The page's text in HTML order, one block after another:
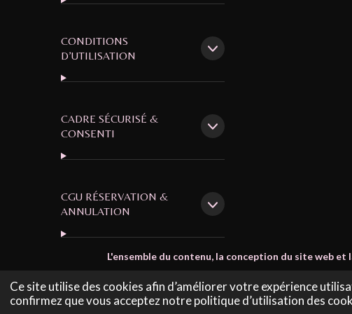
Ce site utilise des cookies afin d’améliorer votre expérience
confirmez que vous acceptez notre politique d’utilisation des
CONDITIONS
D’UTILISATION
CADRE SÉCURISÉ &
CONSENTI
CGU RÉSERVATION &
ANNULATION
L'ensemble du contenu, la conception du site web